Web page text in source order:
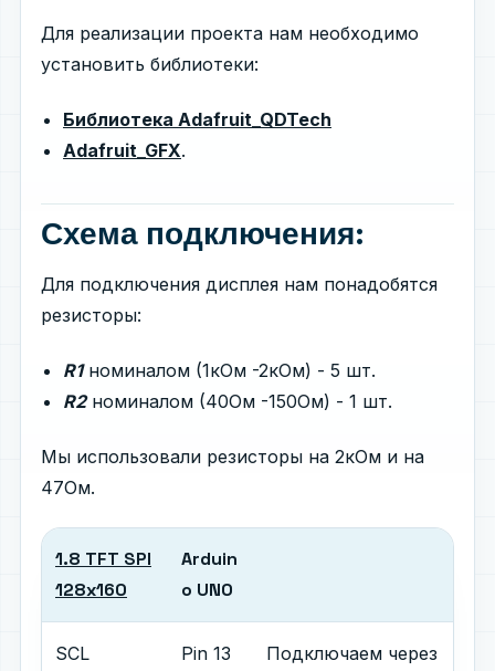
Для реализации проекта нам необходимо
установить библиотеки:
Библиотека Adafruit_QDTech
Adafruit_GFX.
Схема подключения:
Для подключения дисплея нам понадобятся
резисторы:
R1номиналом (1кОм -2кОм) - 5 шт.
R2номиналом (40Ом -150Ом) - 1 шт.
Мы использовали резисторы на 2кОм и на
47Ом.
1.8 TFT SPI
128x160
Arduin
o UNO
SCL Pin 13
Подключаем через